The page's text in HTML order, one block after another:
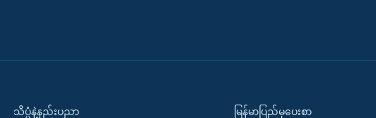
သိပ္ပံနဲ့နည်းပညာ မြန်မာပြည်မှပေးစာ